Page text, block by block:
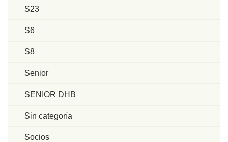
S23
S6
S8
Senior
SENIOR DHB
Sin categoría
Socios